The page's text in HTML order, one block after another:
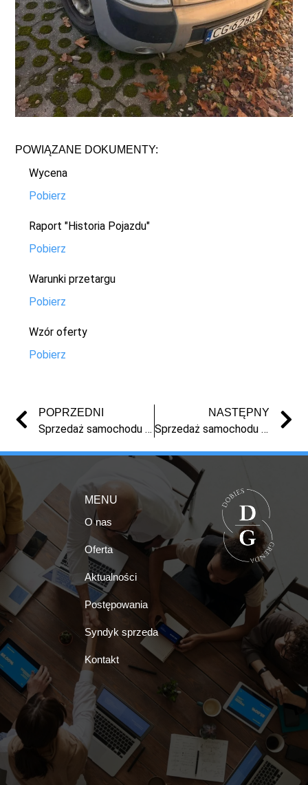
POWIĄZANE DOKUMENTY:
Wycena
Pobierz
Raport "Historia Pojazdu"
Pobierz
Warunki przetargu
Pobierz
Wzór oferty
Pobierz
POPRZEDNI
Sprzedaż samochodu z masy upadłości – Volkswagen Transporter 2009 r.
NASTĘPNY
Sprzedaż samochodu z masy upadłości – Nissan Note 2007
MENU
O nas
Oferta
Aktualności
Postępowania
Syndyk sprzeda
Kontakt